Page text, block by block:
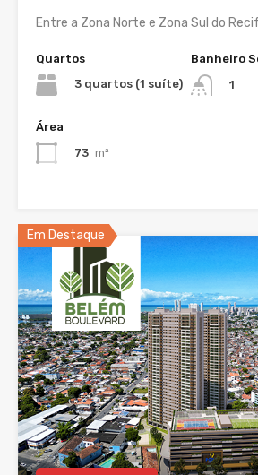
Entre a Zona Norte e Zona Sul do
Quartos
3 quartos (1 suíte)
Banheiro
1
Área
73 m²
Em Destaque